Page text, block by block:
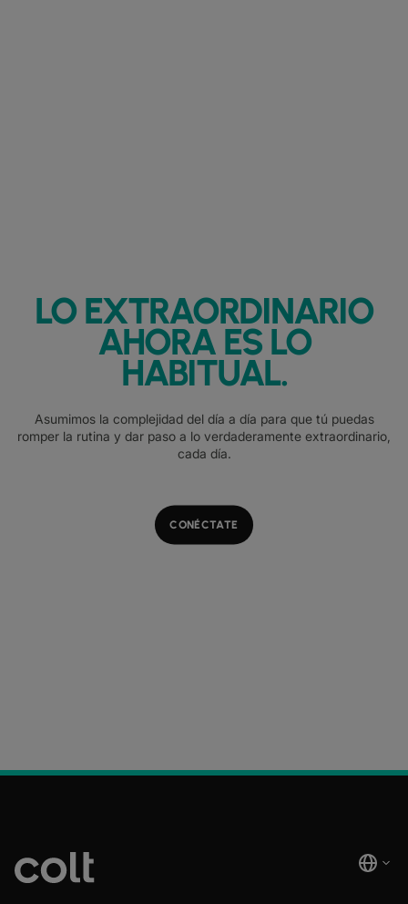
LO EXTRAORDINARIO
AHORA ES LO
HABITUAL.
Asumimos la complejidad del día a día para que tú puedas
romper la rutina y dar paso a lo verdaderamente extraordinario,
cada día.
CONÉCTATE